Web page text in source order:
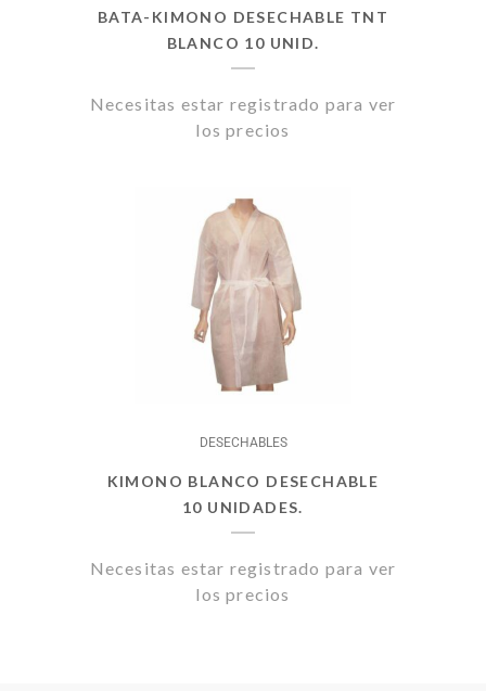
BATA-KIMONO DESECHABLE TNT
BLANCO 10 UNID.
Necesitas estar registrado para ver
los precios
DESECHABLES
KIMONO BLANCO DESECHABLE
10 UNIDADES.
Necesitas estar registrado para ver
los precios